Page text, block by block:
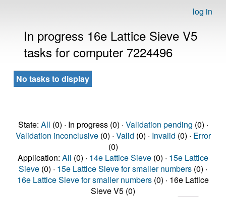
log in
In progress 16e Lattice Sieve V5
tasks for computer 7224496
No tasks to display
State: All (0) · In progress (0) · Validation pending (0) ·
Validation inconclusive(0) · Valid (0) · Invalid (0) · Error
(0)
Application: All (0) · 14e Lattice Sieve (0) · 15e Lattice
Sieve (0) · 15e Lattice Sieve for smaller numbers (0) ·
16e Lattice Sieve for smaller numbers (0) · 16e Lattice
Sieve V5 (0)